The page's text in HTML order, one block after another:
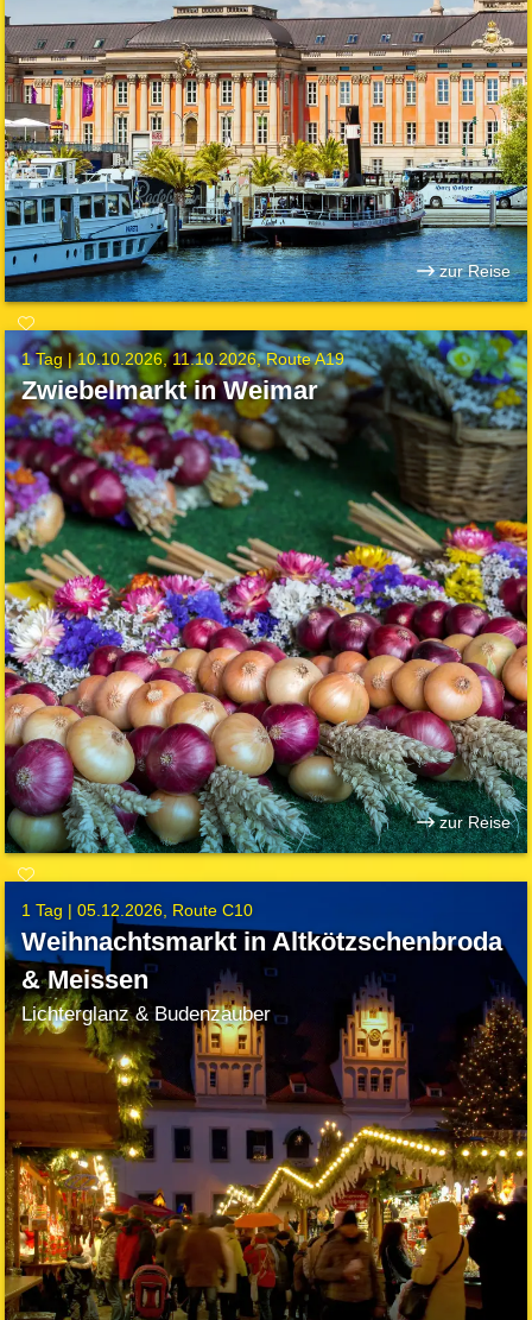
zur Reise
1 Tag |10.10.2026 11.10.2026 Route A19
Zwiebelmarkt in Weimar
zur Reise
1 Tag |05.12.2026 Route C10
Weihnachtsmarkt in Altkötzschenbroda
& Meissen
Lichterglanz & Budenzauber